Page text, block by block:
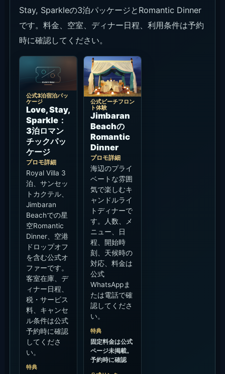
Stay, Sparkleの3泊パッケージとRomantic Dinner
です。料金、空室、ディナー日程、利用条件は予約
時に確認してください。
公式3泊宿泊パッ
ケージ
Love, Stay,
Sparkle：
3泊ロマン
チックパッ
ケージ
プロモ詳細
Royal Villa 3
泊、サンセッ
トカクテル、
Jimbaran
Beachでの星
空Romantic
Dinner、空港
ドロップオフ
を含む公式オ
ファーです。
客室在庫、デ
ィナー日程、
税・サービス
料、キャンセ
ル条件は公式
予約時に確認
してくださ
い。
特典
公式ビーチフロン
ト体験
Jimbaran
Beachの
Romantic
Dinner
プロモ詳細
海辺のプライ
ベートな雰囲
気で楽しむキ
ャンドルライ
トディナーで
す。人数、メ
ニュー、日
程、開始時
刻、天候時の
対応、料金は
公式
WhatsAppま
たは電話で確
認してくださ
い。
特典
固定料金は公式
ページ未掲載。
予約時に確認